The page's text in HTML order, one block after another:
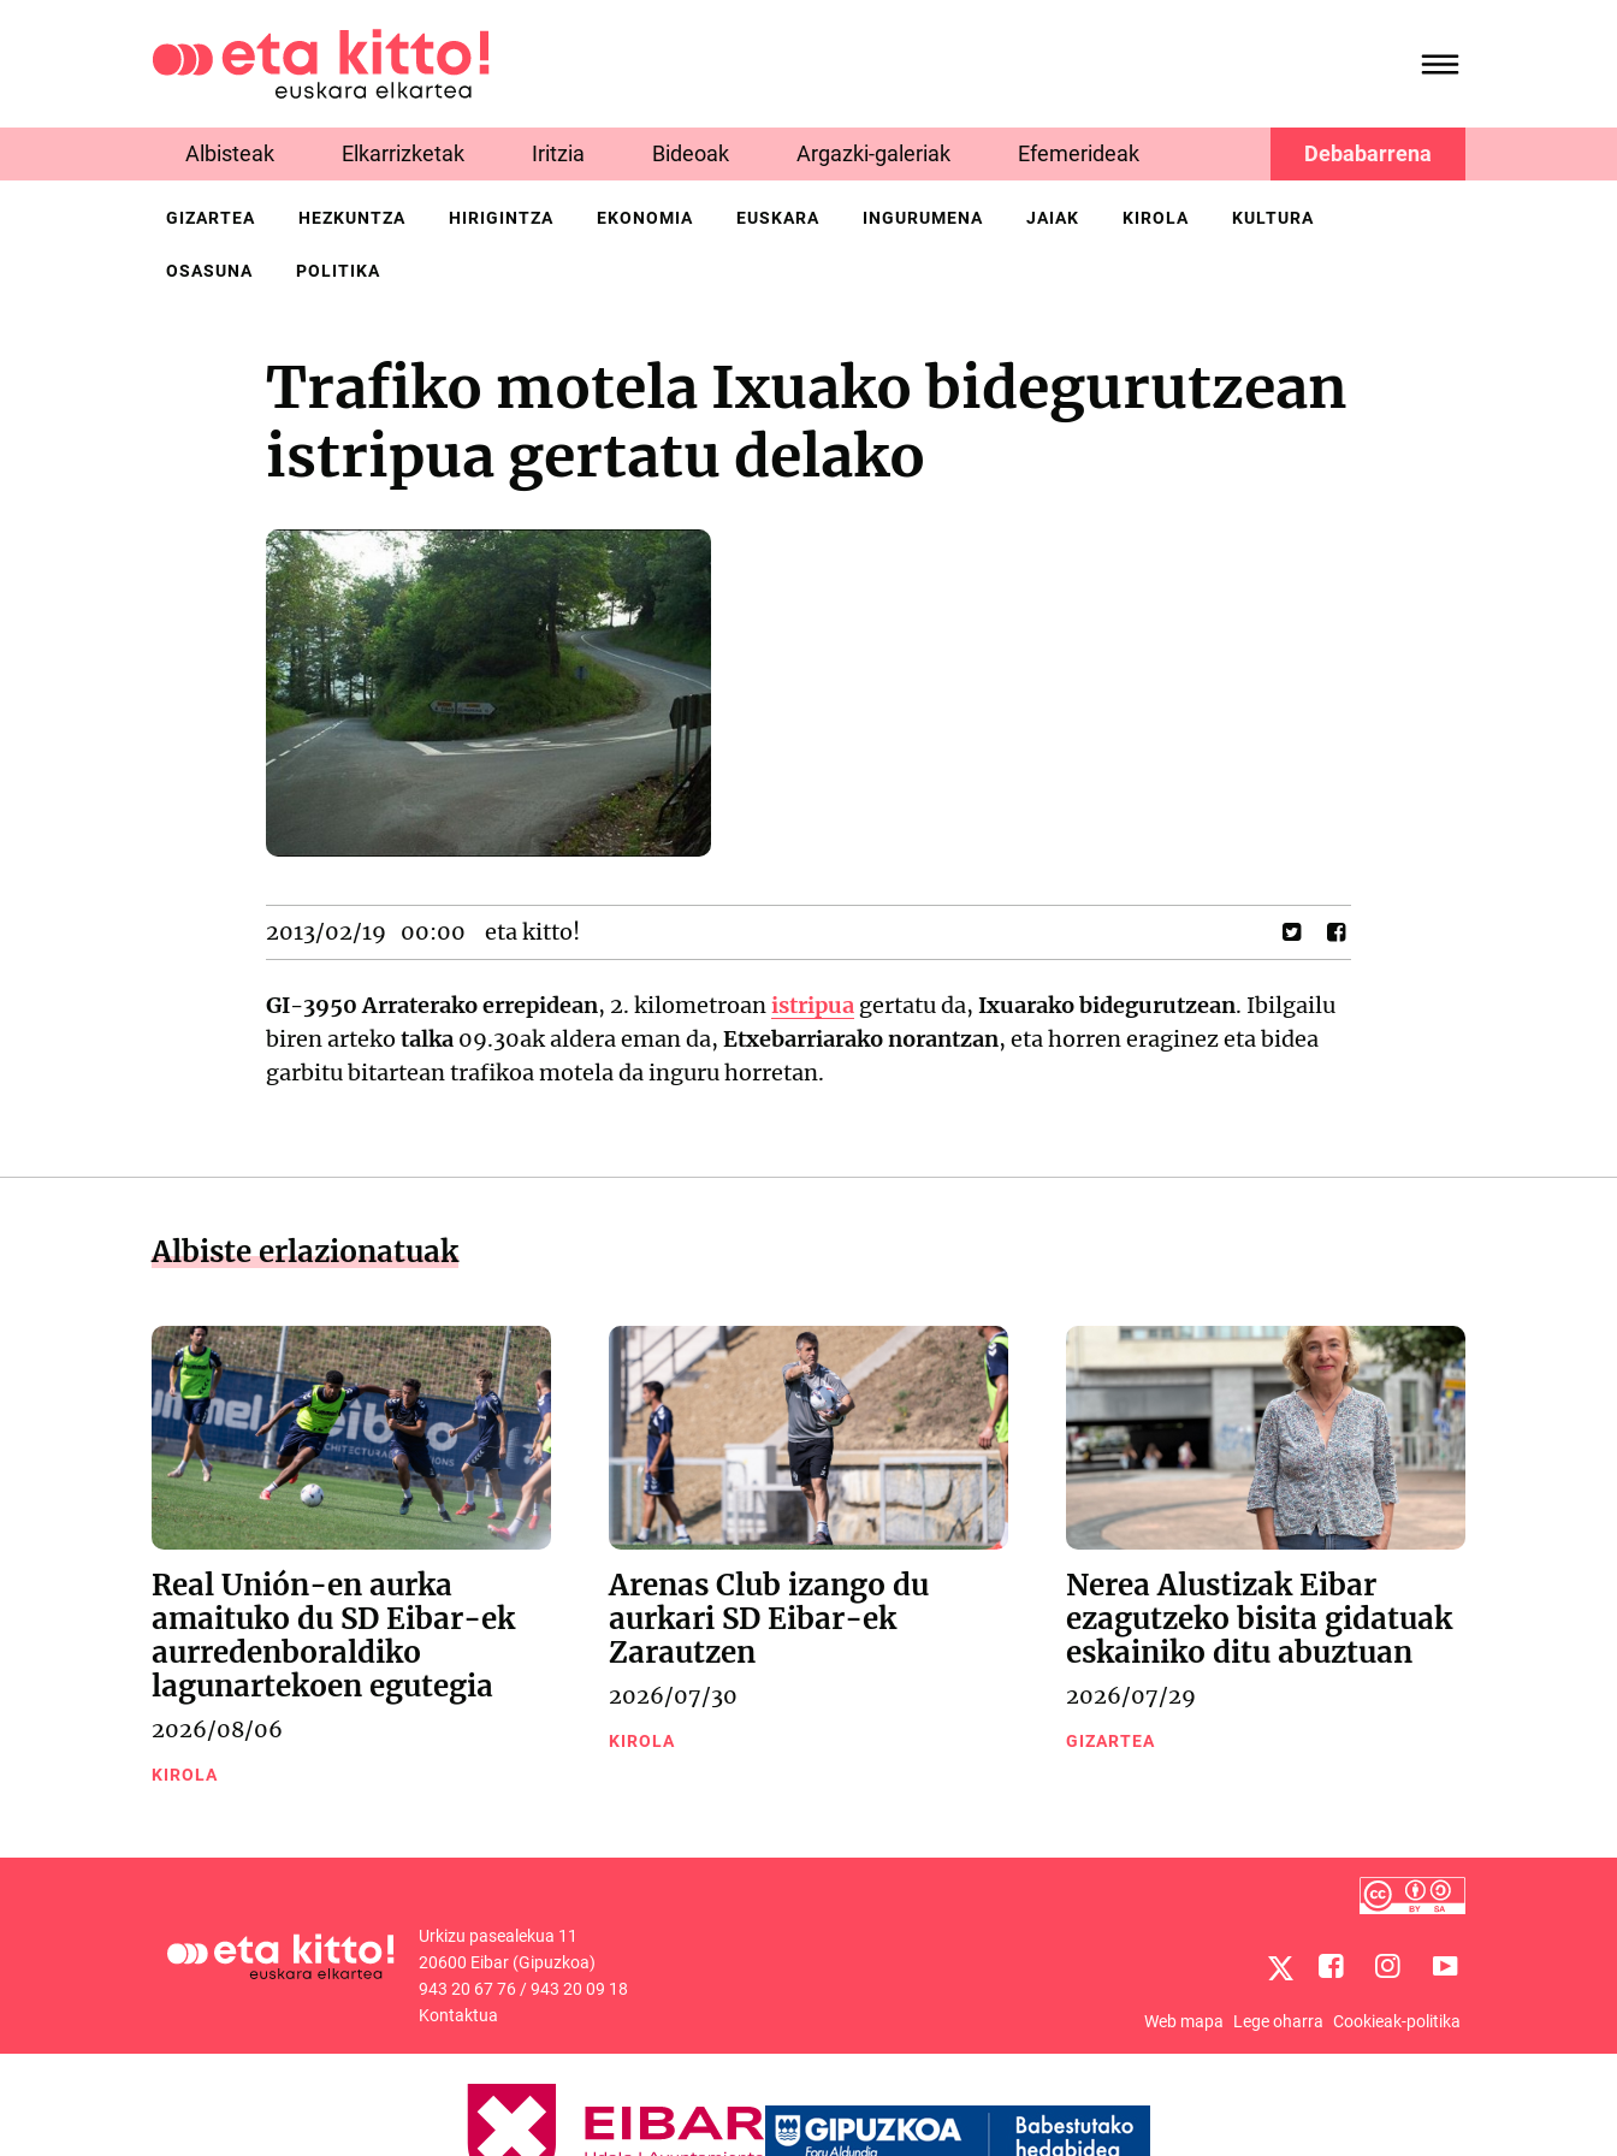
Albisteak Elkarrizketak Iritzia Bideoak Argazki-galeriak Efemerideak Debabarrena
GIZARTEA HEZKUNTZA HIRIGINTZA EKONOMIA EUSKARA INGURUMENA JAIAK KIROLA KULTURA
OSASUNA POLITIKA
Trafiko motela Ixuako bidegurutzean
istripua gertatu delako
2013/02/19 00:00 eta kitto!
GI-3950 Arraterako errepidean, 2. kilometroanistripua gertatu da, Ixuarako bidegurutzean. Ibilgailu
biren arteko talka 09.30ak aldera eman da, Etxebarriarako norantzan, eta horren eraginez eta bidea
garbitu bitartean trafikoa motela da inguru horretan.
Albiste erlazionatuak
Real Unión-en aurka
amaituko du SD Eibar-ek
aurredenboraldiko
lagunartekoen egutegia
2026/08/06
KIROLA
Arenas Club izango du
aurkari SD Eibar-ek
Zarautzen
2026/07/30
KIROLA
Nerea Alustizak Eibar
ezagutzeko bisita gidatuak
eskainiko ditu abuztuan
2026/07/29
GIZARTEA
Urkizu pasealekua 11
20600 Eibar (Gipuzkoa)
943 20 67 76/943 20 09 18
Kontaktua
Web mapa Lege oharra Cookieak-politika